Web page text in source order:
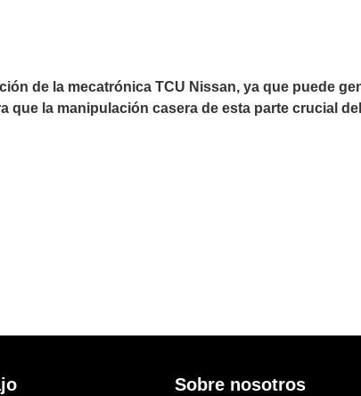
de la mecatrónica TCU Nissan, ya que puede
que la manipulación casera de esta parte crucial
Sobre nosotros